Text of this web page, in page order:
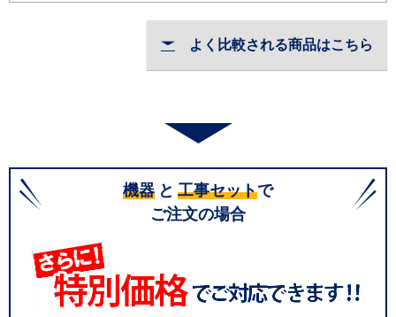
よく比較される商品はこちら
機器 と 工事セットで
ご注文の場合